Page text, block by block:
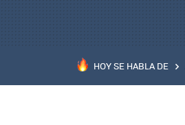
HOY SE HABLA DE